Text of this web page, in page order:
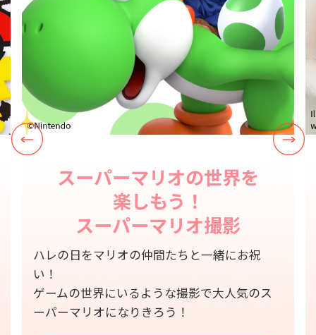
スーパーマリオの世界を
楽しもう！
スーパーマリオ撮影
ハレの日をマリオの仲間たちと一緒にお祝
い！
ゲームの世界にいるような撮影で大人気のス
ーパーマリオになりきろう！